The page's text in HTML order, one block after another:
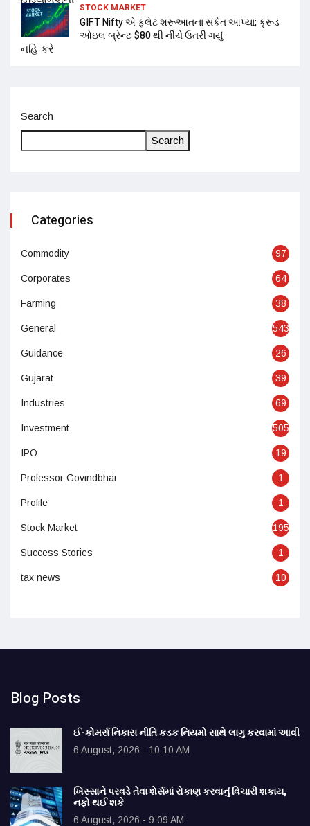
STOCK MARKET
GIFT Nifty એ ફ્લેટ શરૂઆતના સંકેત આપ્યા; ક્રૂડ
ઓઇલ બ્રેન્ટ $80 થી નીચે ઉતરી ગયું
Search
Search
Categories
Commodity 97
Corporates 64
Farming 38
General 543
Guidance 26
Gujarat 39
Industries 69
Investment 505
IPO 19
Professor Govindbhai 1
Profile 1
Stock Market 195
Success Stories 1
tax news 10
Blog Posts
ઈ-કોમર્સ નિકાસ નીતિ કડક નિયમો સાથે લાગુ કરવામાં આવી
6 August, 2026 - 10:10 AM
ખિસ્સાને પરવડે તેવા શેર્સમાં રોકાણ કરવાનું વિચારી શકાય,
નફો થઈ શકે
6 August, 2026 - 9:09 AM